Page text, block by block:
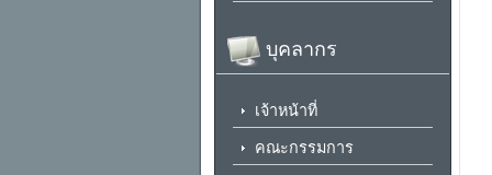
บุคลากร
เจ้าหน้าที่
คณะกรรมการ